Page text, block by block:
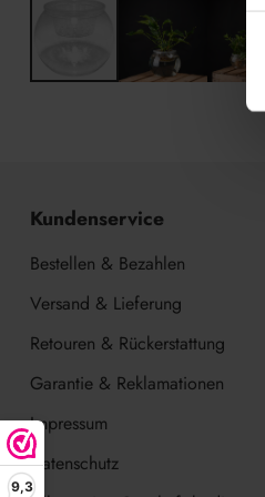
9,3
Kundenservice
Bestellen & Bezahlen
Versand & Lieferung
Retouren & Rückerstattung
Garantie & Reklamationen
Impressum
Datenschutz